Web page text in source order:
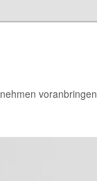
voranbringen